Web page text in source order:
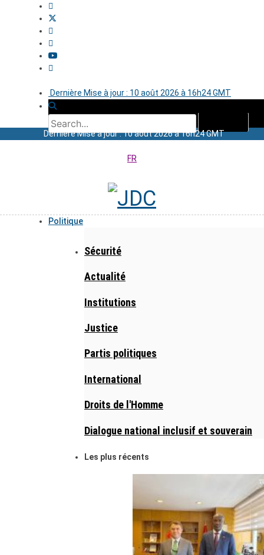
Dernière Mise à jour : 10 août 2026 à 16h24 GMT
Dernière Mise à jour : 10 août 2026 à 16h24 GMT
FR
Politique
Sécurité
Actualité
Institutions
Justice
Partis politiques
International
Droits de l'Homme
Dialogue national inclusif et souverain
Les plus récents